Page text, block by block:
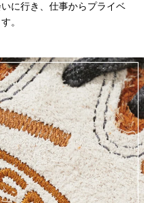
に行き、仕事からプライベ
。